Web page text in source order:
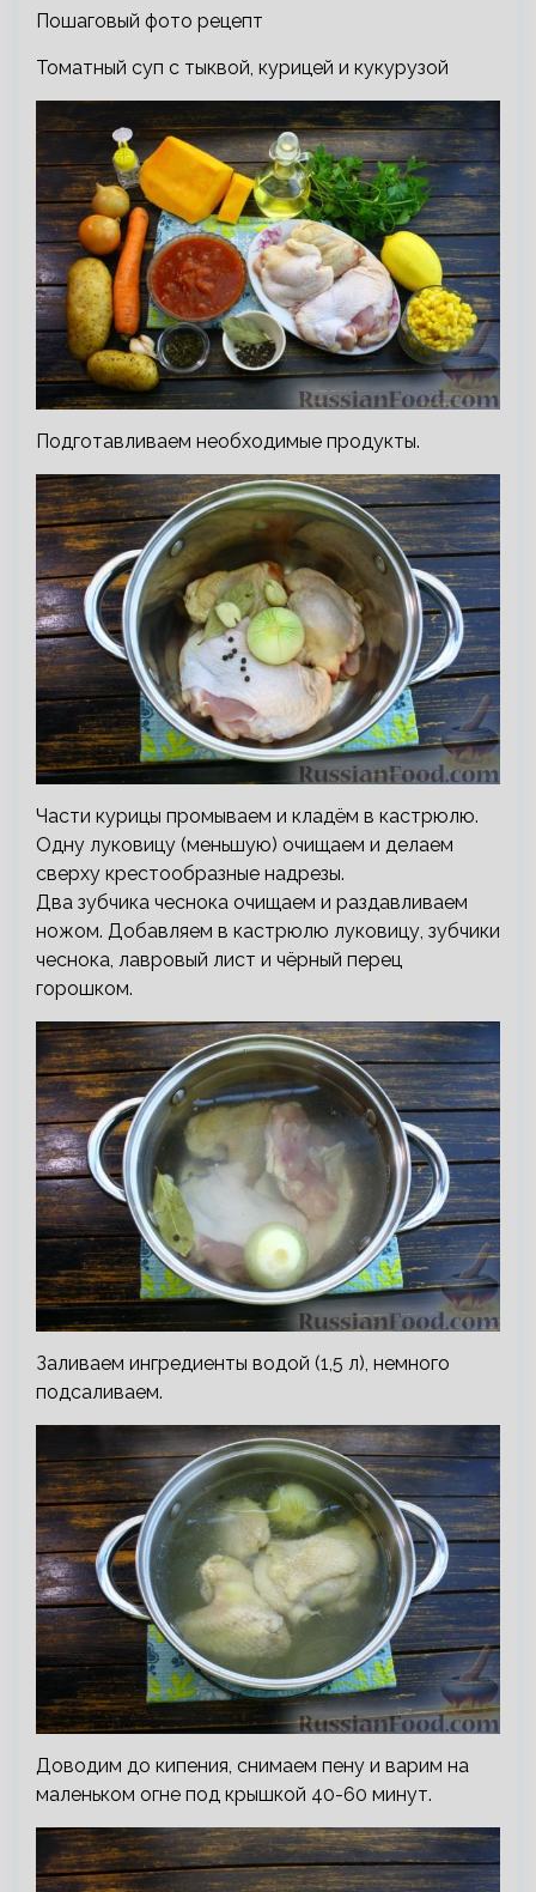
Пошаговый фото рецепт
Томатный суп с тыквой, курицей и кукурузой
Подготавливаем необходимые продукты.
Части курицы промываем и кладём в кастрюлю.
Одну луковицу (меньшую) очищаем и делаем
сверху крестообразные надрезы.
Два зубчика чеснока очищаем и раздавливаем
ножом. Добавляем в кастрюлю луковицу, зубчики
чеснока, лавровый лист и чёрный перец
горошком.
Заливаем ингредиенты водой (1,5 л), немного
подсаливаем.
Доводим до кипения, снимаем пену и варим на
маленьком огне под крышкой 40-60 минут.